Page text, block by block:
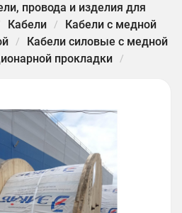
провода и изделия для
Кабели
Кабели с медной
Кабели силовые с медной
прокладки